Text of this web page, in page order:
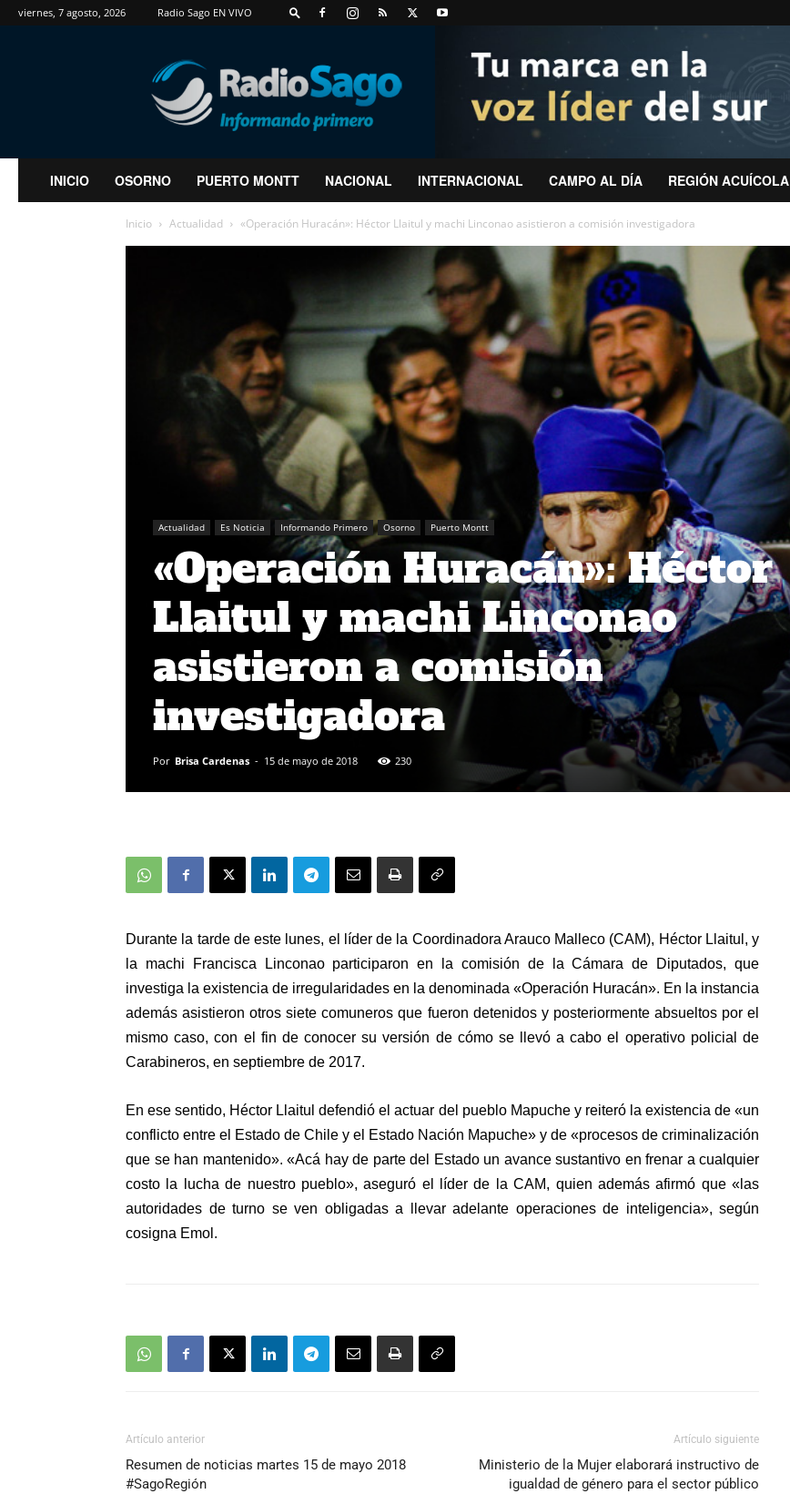
viernes, 7 agosto, 2026 Radio Sago EN VIVO
RadioSago
INICIO OSORNO PUERTO MONTT NACIONAL INTERNACIONAL CAMPO AL DÍA REGIÓN ACUÍCOLA
Inicio Actualidad «Operación Huracán»: Héctor Llaitul y machi Linconao asistieron a comisión investigadora
Actualidad Es Noticia Informando Primero Osorno Puerto Montt
«Operación Huracán»: Héctor
Llaitul y machi Linconao
asistieron a comisión
investigadora
Por Brisa Cardenas - 15 de mayo de 2018 230
Durante la tarde de este lunes, el líder de la Coordinadora Arauco Malleco (CAM), Héctor Llaitul, y
la machi Francisca Linconao participaron en la comisión de la Cámara de Diputados, que
investiga la existencia de irregularidades en la denominada «Operación Huracán». En la instancia
además asistieron otros siete comuneros que fueron detenidos y posteriormente absueltos por el
mismo caso, con el fin de conocer su versión de cómo se llevó a cabo el operativo policial de
Carabineros, en septiembre de 2017.
En ese sentido, Héctor Llaitul defendió el actuar del pueblo Mapuche y reiteró la existencia de «un
conflicto entre el Estado de Chile y el Estado Nación Mapuche» y de «procesos de criminalización
que se han mantenido». «Acá hay de parte del Estado un avance sustantivo en frenar a cualquier
costo la lucha de nuestro pueblo», aseguró el líder de la CAM, quien además afirmó que «las
autoridades de turno se ven obligadas a llevar adelante operaciones de inteligencia», según
cosigna Emol.
Artículo anterior
Resumen de noticias martes 15 de mayo 2018
#SagoRegión
Artículo siguiente
Ministerio de la Mujer elaborará instructivo de
igualdad de género para el sector público